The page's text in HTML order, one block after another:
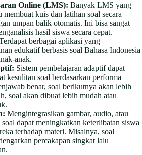
Online (LMS): Banyak LMS yang
kuis dan latihan soal secara
umpan balik otomatis. Ini bisa sangat
hasil siswa secara cepat.
berbagai aplikasi yang
edukatif berbasis soal Bahasa Indonesia
anak.
Sistem pembelajaran adaptif dapat
kesulitan soal berdasarkan performa
benar, soal berikutnya akan lebih
soal akan dibuat lebih mudah atau
Mengintegrasikan gambar, audio, atau
dapat meningkatkan keterlibatan siswa
terhadap materi. Misalnya, soal
percakapan singkat lalu